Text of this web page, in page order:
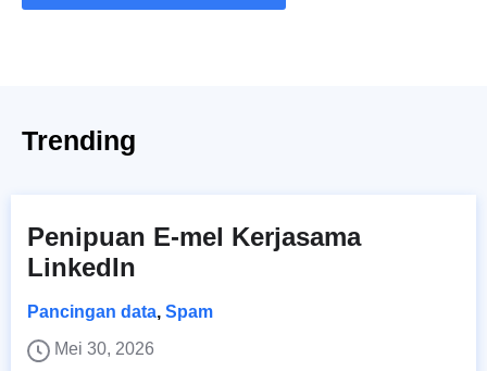
Trending
Penipuan E-mel Kerjasama
LinkedIn
Pancingan data, Spam
Mei 30, 2026